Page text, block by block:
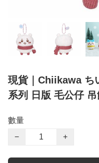
現貨｜Chiikawa ち
系列 日版 毛公仔
數量
−
+